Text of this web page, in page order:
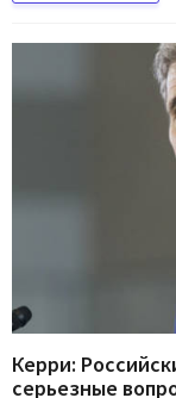
Керри:
серьезные